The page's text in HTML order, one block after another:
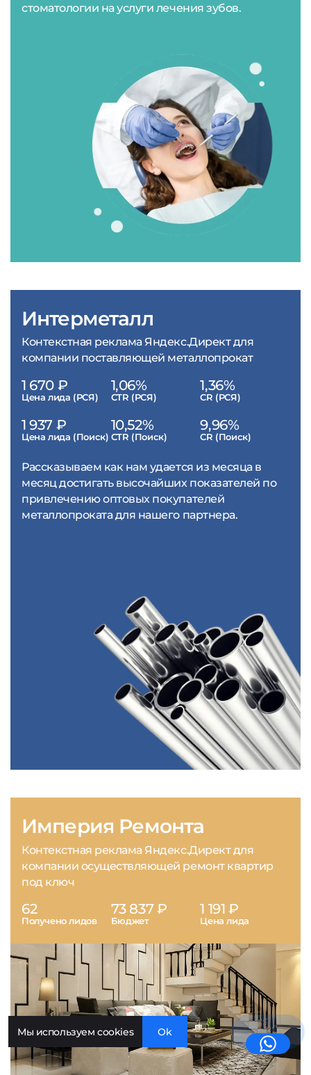
стоматологии на услуги лечения зубов.
Империя Ремонта
Контекстная реклама Яндекс.Директ для
компании осуществляющей ремонт квартир
под ключ
62
Получено лидов
73 837 ₽
Бюджет
1 191 ₽
Цена лида
Интерметалл
Контекстная реклама Яндекс.Директ для
компании поставляющей металлопрокат
1 670 ₽
Цена лида (РСЯ)
1,06%
CTR (РСЯ)
1,36%
CR (РСЯ)
1 937 ₽
Цена лида (Поиск)
10,52%
CTR (Поиск)
9,96%
CR (Поиск)
Рассказываем как нам удается из месяца в
месяц достигать высочайших показателей по
привлечению оптовых покупателей
металлопроката для нашего партнера.
Мы используем cookies Ok